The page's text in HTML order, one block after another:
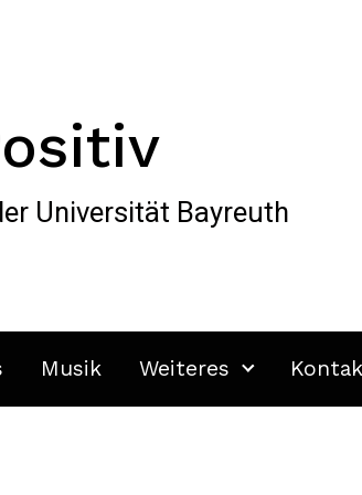
Universität Bayreuth
Musik Weiteres